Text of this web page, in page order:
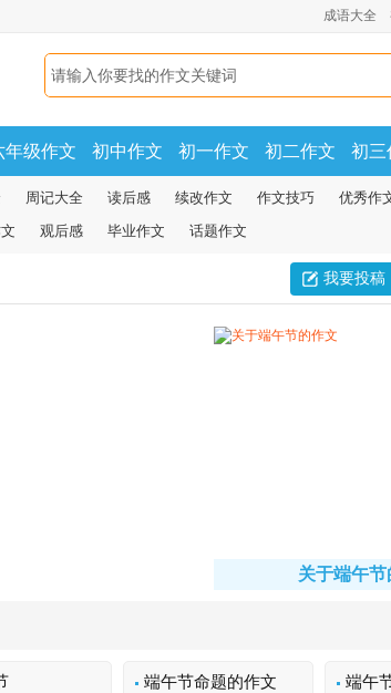
成语大全
年级作文 初中作文 初一作文 初二作文 初三
周记大全 读后感 续改作文 作文技巧 优秀作
观后感 毕业作文 话题作文
我要投稿
关于端午节
端午节命题的作文 端午